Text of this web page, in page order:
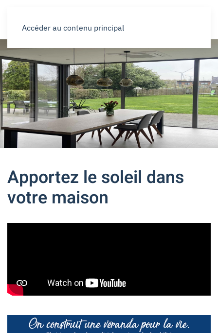
Accéder au contenu principal
Apportez le soleil dans
votre maison